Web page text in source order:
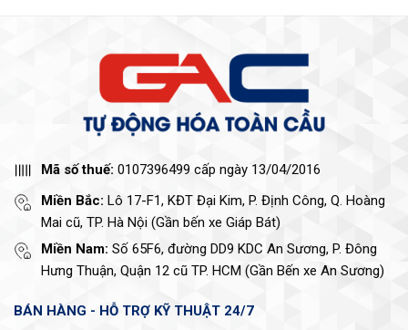
Mã số thuế: 0107396499 cấp ngày 13/04/2016
Miền Bắc: Lô 17-F1, KĐT Đại Kim, P. Định Công, Q. Hoàng
Mai cũ, TP. Hà Nội (Gần bến xe Giáp Bát)
Miền Nam: Số 65F6, đường DD9 KDC An Sương, P. Đông
Hưng Thuận, Quận 12 cũ TP. HCM (Gần Bến xe An Sương)
BÁN HÀNG - HỖ TRỢ KỸ THUẬT 24/7